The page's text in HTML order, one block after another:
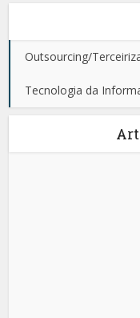
Outsourcing/
Tecnologia da